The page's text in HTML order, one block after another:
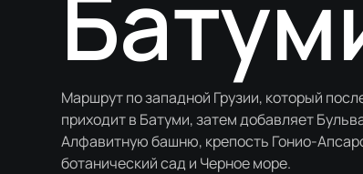
Маршрут по западной Грузии, который
приходит в Батуми, затем добавляет
Алфавитную башню, крепость Гонио-
ботанический сад и Черное море.